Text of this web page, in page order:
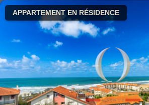
APPARTEMENT EN RÉSIDENCE